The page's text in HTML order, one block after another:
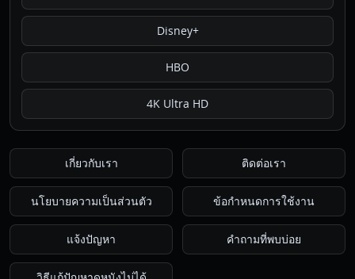
Disney+
HBO
4K Ultra HD
เกี่ยวกับเรา ติดต่อเรา
นโยบายความเป็นส่วนตัว ข้อกำหนดการใช้งาน
แจ้งปัญหา คำถามที่พบบ่อย